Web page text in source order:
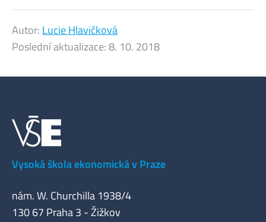
Autor: Lucie Hlavičková
Poslední aktualizace:8. 10. 2018
Vysoká škola ekonomická v Praze
nám. W. Churchilla 1938/4
130 67 Praha 3 - Žižkov